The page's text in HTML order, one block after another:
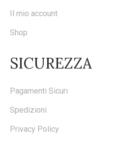
Il mio account
Shop
SICUREZZA
Pagamenti Sicuri
Spedizioni
Privacy Policy